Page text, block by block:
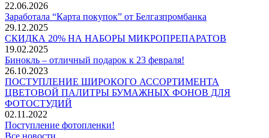
22.06.2026
Заработала “Карта покупок” от Белгазпромбанка
29.12.2025
СКИДКА 20% НА НАБОРЫ МИКРОПРЕПАРАТОВ
19.02.2025
Бинокль – отличный подарок к 23 февраля!
26.10.2023
ПОСТУПЛЕНИЕ ШИРОКОГО АССОРТИМЕНТА
ЦВЕТОВОЙ ПАЛИТРЫ БУМАЖНЫХ ФОНОВ ДЛЯ
ФОТОСТУДИЙ
02.11.2022
Поступление фотопленки!